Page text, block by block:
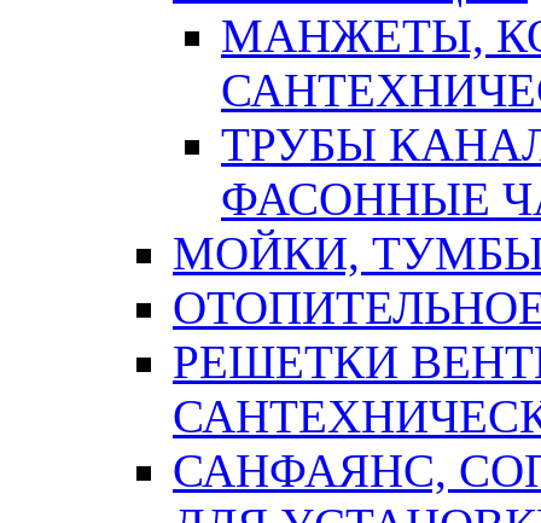
МАНЖЕТЫ,
ТРУБЫ
ФАСОННЫЕ
МОЙКИ,
РЕШЕТКИ
САНФАЯНС,